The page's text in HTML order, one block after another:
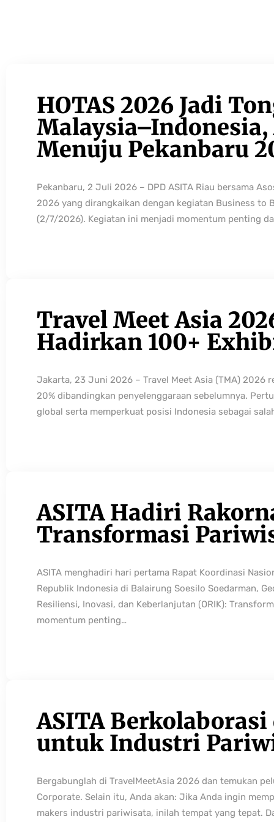
HOTAS 2026 Jadi
Menuju Pekanbaru
Pekanbaru, 2 Juli 2026 – DPD ASITA Riau bersama
2026 yang dirangkaikan dengan kegiatan Business to
(2/7/2026). Kegiatan ini menjadi momentum penting
Travel Meet Asia
Hadirkan 100+
Jakarta, 23 Juni 2026 – Travel Meet Asia (TMA) 2026
20% dibandingkan penyelenggaraan sebelumnya.
global serta memperkuat posisi Indonesia sebagai
ASITA Hadiri
Transformasi
ASITA menghadiri hari pertama Rapat Koordinasi
Republik Indonesia di Balairung Soesilo Soedarman,
Resiliensi, Inovasi, dan Keberlanjutan (ORIK):
momentum penting…
ASITA
untuk Industri
Bergabunglah di TravelMeetAsia 2026 dan temukan
Corporate. Selain itu, Anda akan: Jika Anda ingin
makers industri pariwisata, inilah tempat yang tepat.